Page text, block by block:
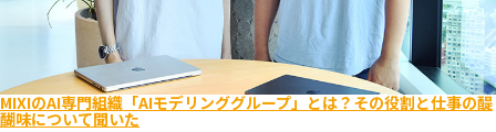
MIXIのAI専門組織「AIモデリンググループ」とは？その役割と仕事の醍
醐味について聞いた